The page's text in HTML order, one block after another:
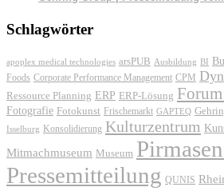
Schlagwörter
apoplex medical technologies arsPUB Ausbildung BI
Foods Corporate Performance Management CPM
Ressource Planning ERP ERP-Lösung
Fotografie Fotokunst Frischemarkt GAPTEQ
Isselburg Konsolidierung Kulturzentrum
Mitmachmuseum Museum
Pressemitteilung QUNIS